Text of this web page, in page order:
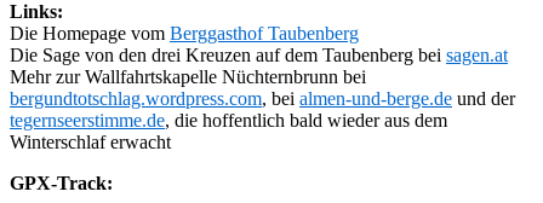
Links:
Die Homepage vom Berggasthof Taubenberg
Die Sage von den drei Kreuzen auf dem Taubenberg bei sagen.at
Mehr zur Wallfahrtskapelle Nüchternbrunn bei
bergundtotschlag.wordpress.com, bei almen-und-berge.de und der
tegernseerstimme.de, die hoffentlich bald wieder aus dem
Winterschlaf erwacht
GPX-Track: